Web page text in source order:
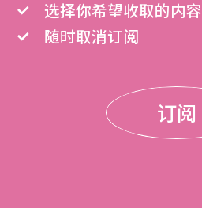
选择你希望收取的内容
随时取消订阅
订阅